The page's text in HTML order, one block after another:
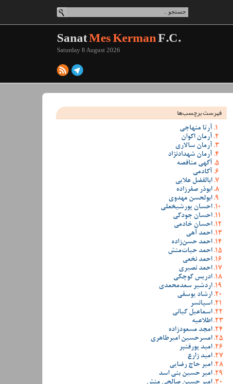
SanatMes KermanF.C.
Saturday 8 August 2026
فهرست برچسب‌ها
آرتا منهاجی
آرمان اکوان
آرمان سالاری
آرمان شهدادنژاد
آگهی مناقصه
آکادمی
ابالفضل علایی
ابوذر صفرزاده
ابولحسن مهدوی
احسان پورشیخعلی
احسان جودکی
احسان خادمی
احمد آهی
احمد حسن‌زاده
احمد حیات‌منش
احمد نخعی
احمد نصیری
ادریس کوچکی
اردشیر سعدمحمدی
ارشاد یوسفی
اسپانسر
اسماعیل کیانی
اطلاعیه
امجد مسعودزاده
امسرحسین امیرطاهری
امید پورقنبر
امید زارع
امیر حاج رضایی
امیر حسین بنی اسد
امیر حسین صالحی منش